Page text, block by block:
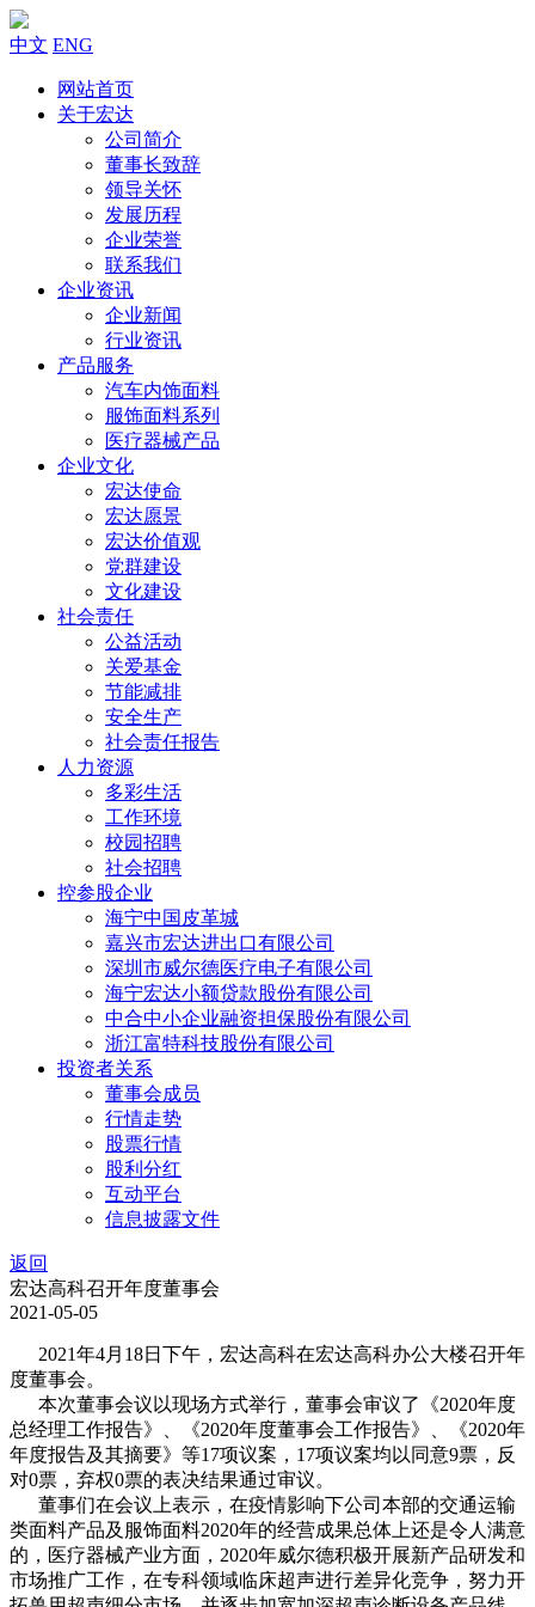
中文 ENG
网站首页
关于宏达
公司简介
董事长致辞
领导关怀
发展历程
企业荣誉
联系我们
企业资讯
企业新闻
行业资讯
产品服务
汽车内饰面料
服饰面料系列
医疗器械产品
企业文化
宏达使命
宏达愿景
宏达价值观
党群建设
文化建设
社会责任
公益活动
关爱基金
节能减排
安全生产
社会责任报告
人力资源
多彩生活
工作环境
校园招聘
社会招聘
控参股企业
海宁中国皮革城
嘉兴市宏达进出口有限公司
深圳市威尔德医疗电子有限公司
海宁宏达小额贷款股份有限公司
中合中小企业融资担保股份有限公司
浙江富特科技股份有限公司
投资者关系
董事会成员
行情走势
股票行情
股利分红
互动平台
信息披露文件
返回
宏达高科召开年度董事会
2021-05-05
2021年4月18日下午，宏达高科在宏达高科办公大楼召开年
度董事会。
本次董事会议以现场方式举行，董事会审议了《2020年度
总经理工作报告》、《2020年度董事会工作报告》、《2020年
年度报告及其摘要》等17项议案，17项议案均以同意9票，反
对0票，弃权0票的表决结果通过审议。
董事们在会议上表示，在疫情影响下公司本部的交通运输
类面料产品及服饰面料2020年的经营成果总体上还是令人满意
的，医疗器械产业方面，2020年威尔德积极开展新产品研发和
市场推广工作，在专科领域临床超声进行差异化竞争，努力开